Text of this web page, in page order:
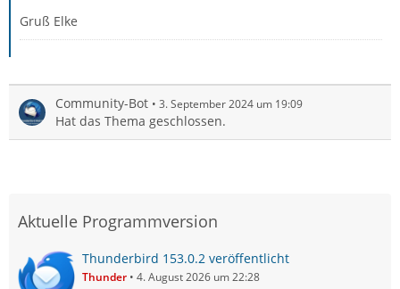
Gruß Elke
Community-Bot 3. September 2024 um 19:09
Hat das Thema geschlossen.
Aktuelle Programmversion
Thunderbird 153.0.2 veröffentlicht
Thunder 4. August 2026 um 22:28